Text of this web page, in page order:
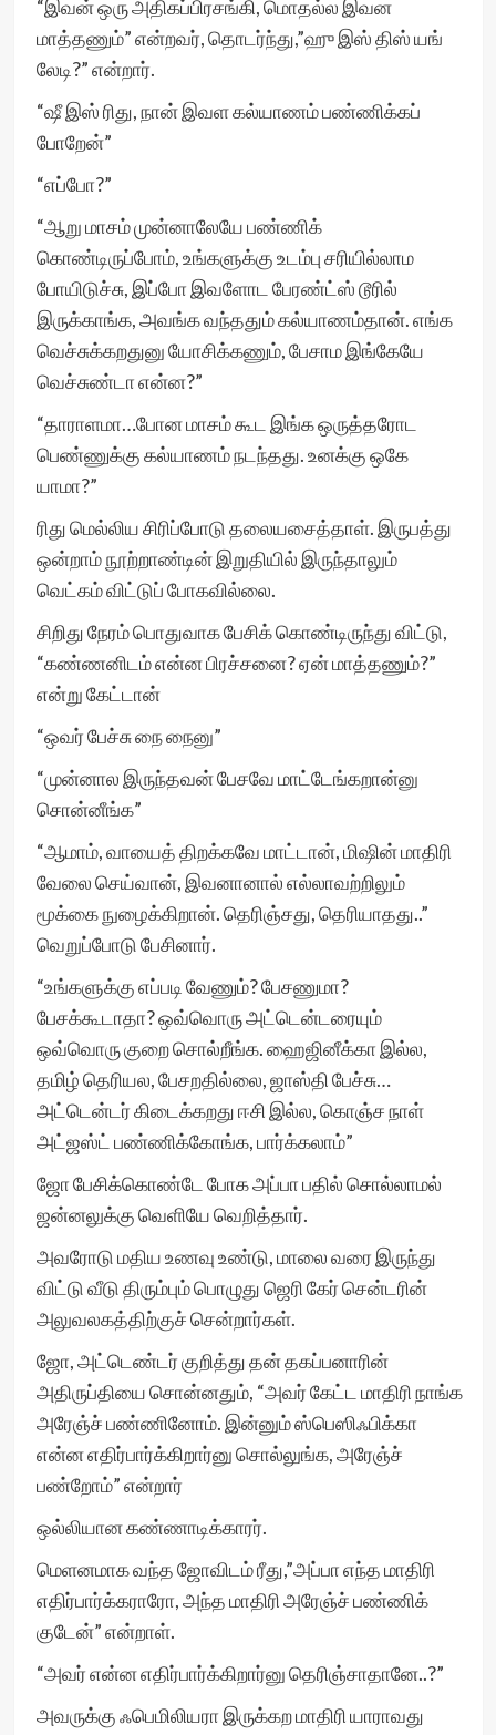
“இவன் ஒரு அதிகப்பிரசங்கி, மொதல்ல இவன
மாத்தணும்” என்றவர், தொடர்ந்து,”ஹு இஸ் திஸ் யங்
லேடி?” என்றார்.
“ஷீ இஸ் ரிது, நான் இவள கல்யாணம் பண்ணிக்கப்
போறேன்”
“எப்போ?”
“ஆறு மாசம் முன்னாலேயே பண்ணிக்
கொண்டிருப்போம், உங்களுக்கு உடம்பு சரியில்லாம
போயிடுச்சு, இப்போ இவளோட பேரண்ட்ஸ் டூரில்
இருக்காங்க, அவங்க வந்ததும் கல்யாணம்தான். எங்க
வெச்சுக்கறதுனு யோசிக்கணும், பேசாம இங்கேயே
வெச்சுண்டா என்ன?”
“தாராளமா…போன மாசம் கூட இங்க ஒருத்தரோட
பெண்ணுக்கு கல்யாணம் நடந்தது. உனக்கு ஒகே
யாமா?”
ரிது மெல்லிய சிரிப்போடு தலையசைத்தாள். இருபத்து
ஒன்றாம் நூற்றாண்டின் இறுதியில் இருந்தாலும்
வெட்கம் விட்டுப் போகவில்லை.
சிறிது நேரம் பொதுவாக பேசிக் கொண்டிருந்து விட்டு,
“கண்ணனிடம் என்ன பிரச்சனை? ஏன் மாத்தணும்?”
என்று கேட்டான்
“ஒவர் பேச்சு நை நைனு”
“முன்னால இருந்தவன் பேசவே மாட்டேங்கறான்னு
சொன்னீங்க”
“ஆமாம், வாயைத் திறக்கவே மாட்டான், மிஷின் மாதிரி
வேலை செய்வான், இவனானால் எல்லாவற்றிலும்
மூக்கை நுழைக்கிறான். தெரிஞ்சது, தெரியாதது..”
வெறுப்போடு பேசினார்.
“உங்களுக்கு எப்படி வேணும்? பேசணுமா?
பேசக்கூடாதா? ஒவ்வொரு அட்டென்டரையும்
ஒவ்வொரு குறை சொல்றீங்க. ஹைஜினீக்கா இல்ல,
தமிழ் தெரியல, பேசறதில்லை, ஜாஸ்தி பேச்சு…
அட்டென்டர் கிடைக்கறது ஈசி இல்ல, கொஞ்ச நாள்
அட்ஜஸ்ட் பண்ணிக்கோங்க, பார்க்கலாம்”
ஜோ பேசிக்கொண்டே போக அப்பா பதில் சொல்லாமல்
ஜன்னலுக்கு வெளியே வெறித்தார்.
அவரோடு மதிய உணவு உண்டு, மாலை வரை இருந்து
விட்டு வீடு திரும்பும் பொழுது ஜெரி கேர் சென்டரின்
அலுவலகத்திற்குச் சென்றார்கள்.
ஜோ, அட்டெண்டர் குறித்து தன் தகப்பனாரின்
அதிருப்தியை சொன்னதும், “அவர் கேட்ட மாதிரி நாங்க
அரேஞ்ச் பண்ணினோம். இன்னும் ஸ்பெஸிஃபிக்கா
என்ன எதிர்பார்க்கிறார்னு சொல்லுங்க, அரேஞ்ச்
பண்றோம்” என்றார்
ஒல்லியான கண்ணாடிக்காரர்.
மெளனமாக வந்த ஜோவிடம் ரீது,”அப்பா எந்த மாதிரி
எதிர்பார்க்கராரோ, அந்த மாதிரி அரேஞ்ச் பண்ணிக்
குடேன்” என்றாள்.
“அவர் என்ன எதிர்பார்க்கிறார்னு தெரிஞ்சாதானே..?”
அவருக்கு ஃபெமிலியரா இருக்கற மாதிரி யாராவது